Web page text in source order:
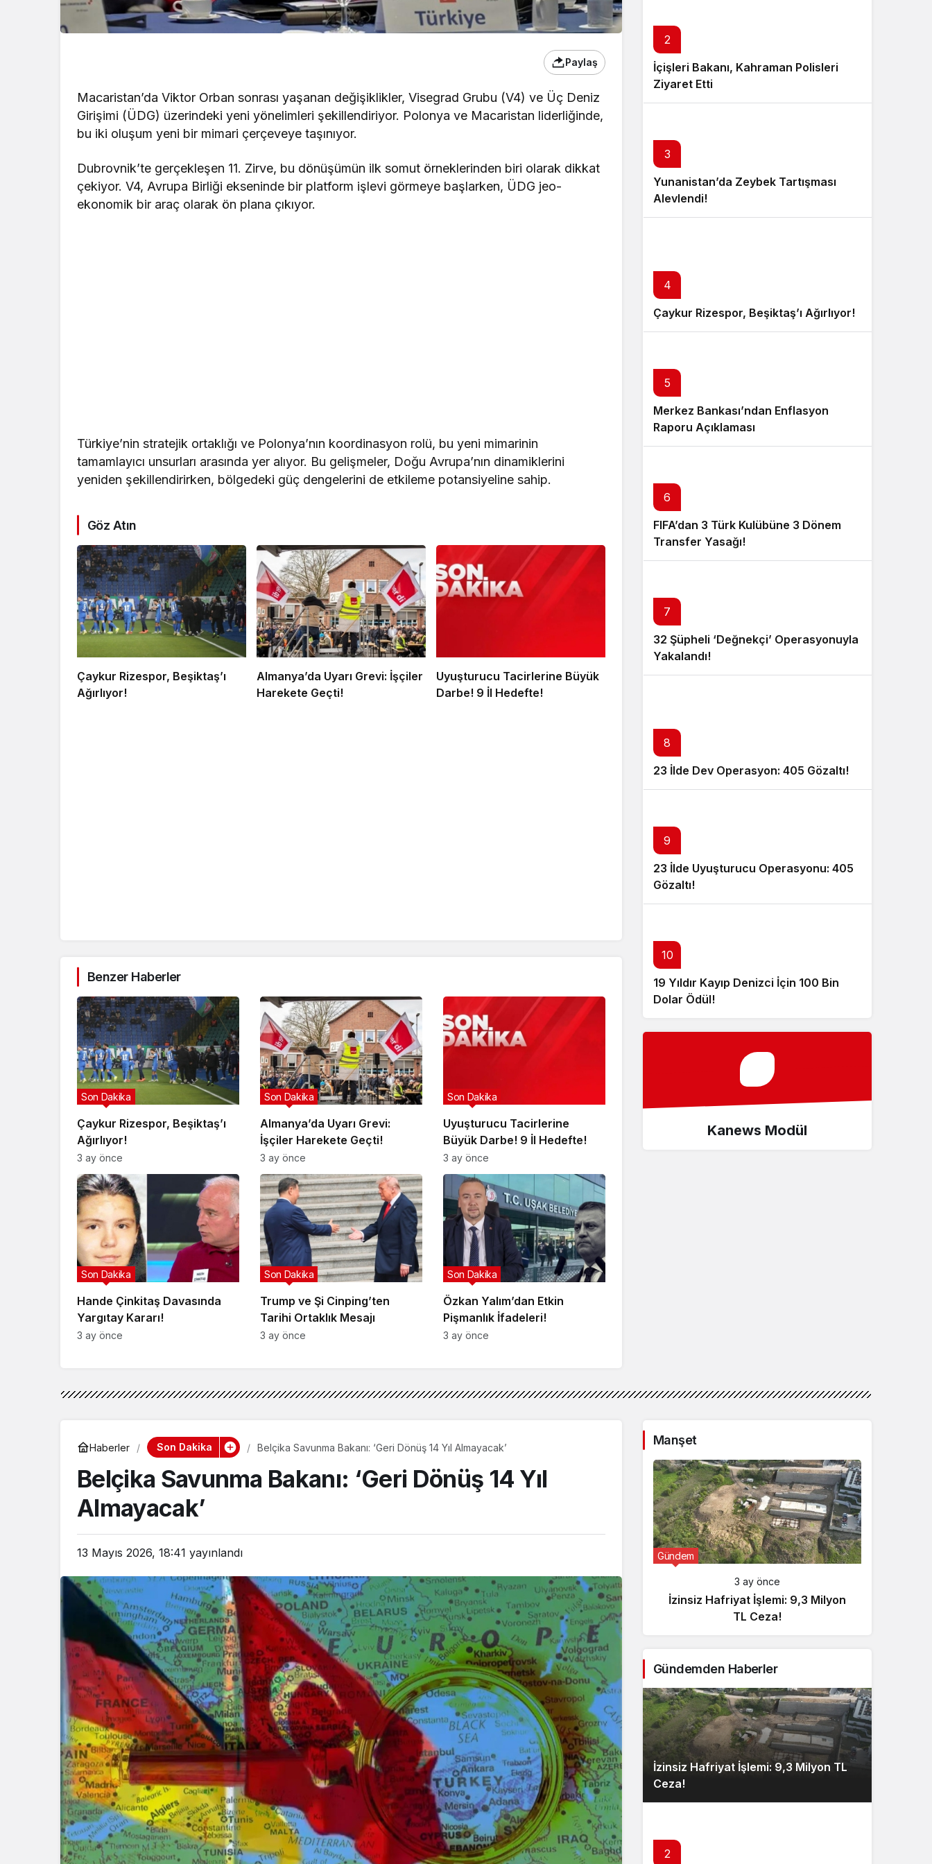
Paylaş
Macaristan’da Viktor Orban sonrası yaşanan değişiklikler, Visegrad Grubu (V4) ve Üç Deniz
Girişimi (ÜDG) üzerindeki yeni yönelimleri şekillendiriyor. Polonya ve Macaristan liderliğinde,
bu iki oluşum yeni bir mimari çerçeveye taşınıyor.
Dubrovnik’te gerçekleşen 11. Zirve, bu dönüşümün ilk somut örneklerinden biri olarak dikkat
çekiyor. V4, Avrupa Birliği ekseninde bir platform işlevi görmeye başlarken, ÜDG jeo-
ekonomik bir araç olarak ön plana çıkıyor.
Türkiye’nin stratejik ortaklığı ve Polonya’nın koordinasyon rolü, bu yeni mimarinin
tamamlayıcı unsurları arasında yer alıyor. Bu gelişmeler, Doğu Avrupa’nın dinamiklerini
yeniden şekillendirirken, bölgedeki güç dengelerini de etkileme potansiyeline sahip.
Göz Atın
Çaykur Rizespor, Beşiktaş’ı
Ağırlıyor!
Almanya’da Uyarı Grevi: İşçiler
Harekete Geçti!
Uyuşturucu Tacirlerine Büyük
Darbe! 9 İl Hedefte!
Benzer Haberler
Çaykur Rizespor, Beşiktaş’ı
Ağırlıyor!
Son Dakika
3 ay önce
Almanya’da Uyarı Grevi:
İşçiler Harekete Geçti!
Son Dakika
3 ay önce
Uyuşturucu Tacirlerine
Büyük Darbe! 9 İl Hedefte!
Son Dakika
3 ay önce
Hande Çinkitaş Davasında
Yargıtay Kararı!
Son Dakika
3 ay önce
Trump ve Şi Cinping’ten
Tarihi Ortaklık Mesajı
Son Dakika
3 ay önce
Özkan Yalım’dan Etkin
Pişmanlık İfadeleri!
Son Dakika
3 ay önce
2
İçişleri Bakanı, Kahraman Polisleri
Ziyaret Etti
3
Yunanistan’da Zeybek Tartışması
Alevlendi!
4
Çaykur Rizespor, Beşiktaş’ı Ağırlıyor!
5
Merkez Bankası’ndan Enflasyon
Raporu Açıklaması
6
FIFA’dan 3 Türk Kulübüne 3 Dönem
Transfer Yasağı!
7
32 Şüpheli ‘Değnekçi’ Operasyonuyla
Yakalandı!
8
23 İlde Dev Operasyon: 405 Gözaltı!
9
23 İlde Uyuşturucu Operasyonu: 405
Gözaltı!
10
19 Yıldır Kayıp Denizci İçin 100 Bin
Dolar Ödül!
Kanews Modül
Haberler Son Dakika Belçika Savunma Bakanı: ‘Geri Dönüş 14 Yıl Almayacak’
Belçika Savunma Bakanı: ‘Geri Dönüş 14 Yıl
Almayacak’
13 Mayıs 2026, 18:41 yayınlandı
Manşet
Gündem
3 ay önce
İzinsiz Hafriyat İşlemi: 9,3 Milyon
TL Ceza!
Gündemden Haberler
İzinsiz Hafriyat İşlemi: 9,3 Milyon TL
Ceza!
2